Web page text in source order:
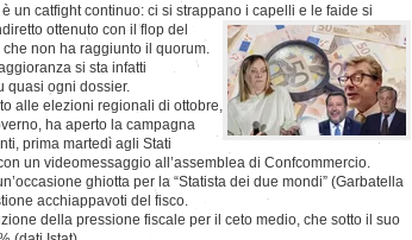
un catfight continuo: ci si strappano i capelli e le faide si
ottenuto con il flop del
non ha raggiunto il quorum.
si sta infatti
quasi ogni dossier.
alle elezioni regionali di ottobre,
ha aperto la campagna
prima martedì agli Stati
un videomessaggio all’assemblea di Confcommercio.
ghiotta per la “Statista dei due mondi” (Garbatella
acchiappavoti del fisco.
della pressione fiscale per il ceto medio, che sotto il suo